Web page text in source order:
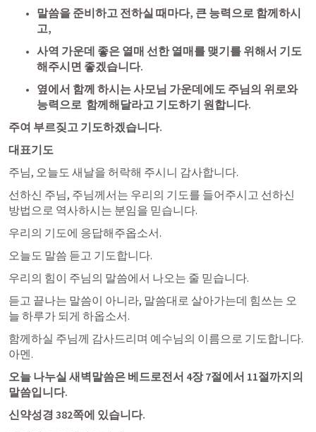
말씀을 준비하고 전하실 때마다, 큰 능력으로 함께하시
고,
사역 가운데 좋은 열매 선한 열매를 맺기를 위해서 기도
해주시면 좋겠습니다.
옆에서 함께 하시는 사모님 가운데에도 주님의 위로와
능력으로  함께해달라고 기도하기 원합니다.
주여 부르짖고 기도하겠습니다.
대표기도
주님, 오늘도 새날을 허락해 주시니 감사합니다.
선하신 주님, 주님께서는 우리의 기도를 들어주시고 선하신
방법으로 역사하시는 분임을 믿습니다.
우리의 기도에 응답해주옵소서.
오늘도 말씀 듣고 기도합니다.
우리의 힘이 주님의 말씀에서 나오는 줄 믿습니다.
듣고 끝나는 말씀이 아니라, 말씀대로 살아가는데 힘쓰는 오
늘 하루가 되게 하옵소서.
함께하실 주님께 감사드리며 예수님의 이름으로 기도합니다.
아멘.
오늘 나누실 새벽말씀은 베드로전서 4장 7절에서 11절까지의
말씀입니다.
신약성경 382쪽에 있습니다.